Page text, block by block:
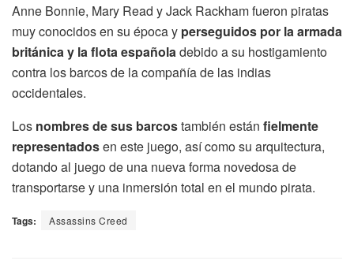
Anne Bonnie, Mary Read y Jack Rackham fueron piratas
muy conocidos en su época y perseguidos por la armada
británica y la flota españoladebido a su hostigamiento
contra los barcos de la compañía de las indias
occidentales.
Los nombres de sus barcostambién están fielmente
representadosen este juego, así como su arquitectura,
dotando al juego de una nueva forma novedosa de
transportarse y una inmersión total en el mundo pirata.
Tags: Assassins Creed